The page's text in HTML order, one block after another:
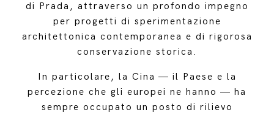
di Prada, attraverso un profondo impegno
per progetti di sperimentazione
architettonica contemporanea e di rigorosa
conservazione storica.
In particolare, la Cina — il Paese e la
percezione che gli europei ne hanno — ha
sempre occupato un posto di rilievo